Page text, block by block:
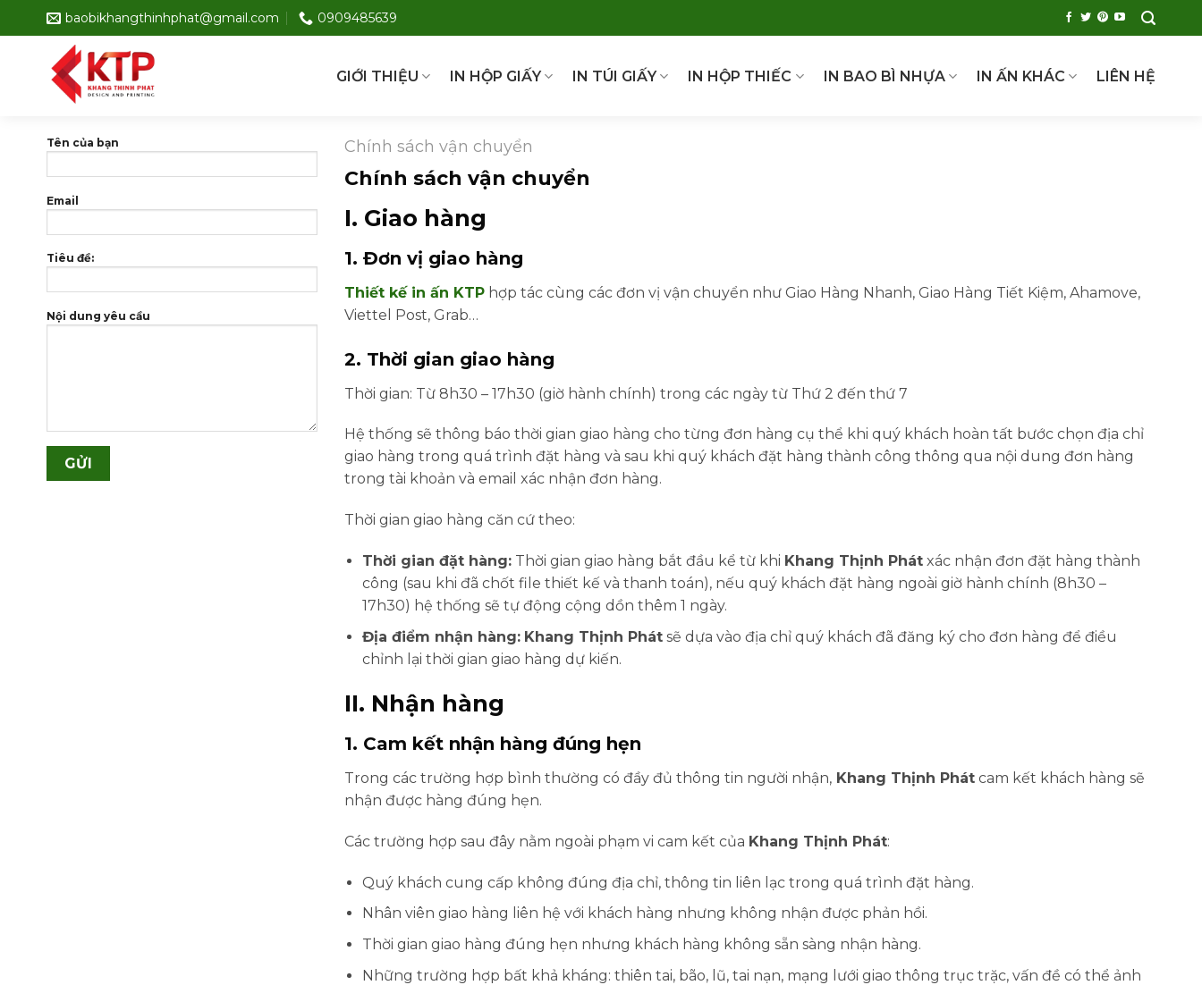
to
baobikhangthinhphat@gmail.com 0909485639
GIỚI THIỆU IN HỘP GIẤY IN TÚI GIẤY IN HỘP THIẾC IN BAO BÌ NHỰA IN ẤN KHÁC LIÊN HỆ
Chính sách vận chuyển
Chính sách vận chuyển
I. Giao hàng
1. Đơn vị giao hàng
Thiết kế in ấn KTPhợp tác cùng các đơn vị vận chuyển như Giao Hàng Nhanh, Giao Hàng Tiết Kiệm, Ahamove,
Viettel Post, Grab…
2. Thời gian giao hàng
Thời gian: Từ 8h30 – 17h30 (giờ hành chính) trong các ngày từ Thứ 2 đến thứ 7
Hệ thống sẽ thông báo thời gian giao hàng cho từng đơn hàng cụ thể khi quý khách hoàn tất bước chọn địa chỉ
giao hàng trong quá trình đặt hàng và sau khi quý khách đặt hàng thành công thông qua nội dung đơn hàng
trong tài khoản và email xác nhận đơn hàng.
Thời gian giao hàng căn cứ theo:
Thời gian đặt hàng:Thời gian giao hàng bắt đầu kể từ khi Khang Thịnh Phátxác nhận đơn đặt hàng thành
công (sau khi đã chốt file thiết kế và thanh toán), nếu quý khách đặt hàng ngoài giờ hành chính (8h30 –
17h30) hệ thống sẽ tự động cộng dồn thêm 1 ngày.
Địa điểm nhận hàng: Khang Thịnh Phátsẽ dựa vào địa chỉ quý khách đã đăng ký cho đơn hàng để điều
chỉnh lại thời gian giao hàng dự kiến.
II. Nhận hàng
1. Cam kết nhận hàng đúng hẹn
Trong các trường hợp bình thường có đầy đủ thông tin người nhận,Khang Thịnh Phátcam kết khách hàng sẽ
nhận được hàng đúng hẹn.
Các trường hợp sau đây nằm ngoài phạm vi cam kết của Khang Thịnh Phát:
Quý khách cung cấp không đúng địa chỉ, thông tin liên lạc trong quá trình đặt hàng.
Nhân viên giao hàng liên hệ với khách hàng nhưng không nhận được phản hồi.
Thời gian giao hàng đúng hẹn nhưng khách hàng không sẵn sàng nhận hàng.
Những trường hợp bất khả kháng: thiên tai, bão, lũ, tai nạn, mạng lưới giao thông trục trặc, vấn đề có thể ảnh
Tên của bạn
Email
Tiêu đề:
Nội dung yêu cầu